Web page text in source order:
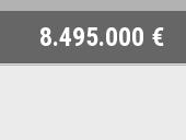
8.495.000 €